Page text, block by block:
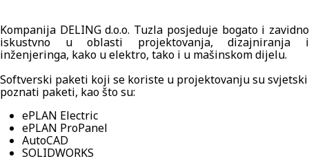
Kompanija DELING d.o.o. Tuzla posjeduje bogato i zavidno
iskustvno u oblasti projektovanja, dizajniranja i
inženjeringa, kako u elektro, tako i u mašinskom dijelu.
Softverski paketi koji se koriste u projektovanju su svjetski
poznati paketi, kao što su:
ePLAN Electric
ePLAN ProPanel
AutoCAD
SOLIDWORKS